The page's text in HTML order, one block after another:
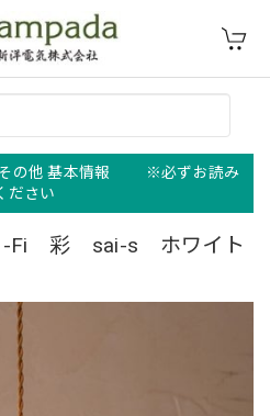
その他 基本情報 ※必ずお読み
ださい
Fi 彩 sai-s ホワイト